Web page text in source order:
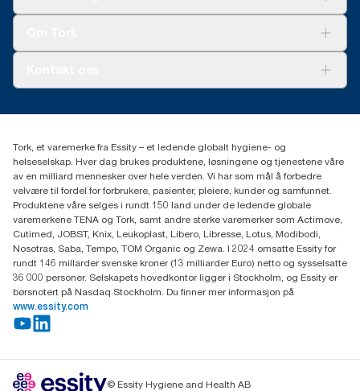
(+47) 22 70 62 00
Fredrik Selmers vei 6
0603 OSLO
Tork, et varemerke fra Essity – et ledende globalt hygiene- og
helseselskap. Hver dag brukes produktene, løsningene og tjenestene våre
av en milliard mennesker over hele verden. Vi har som mål å forbedre
velvære til fordel for forbrukere, pasienter, pleiere, kunder og samfunnet.
Produktene våre selges i rundt 150 land under de ledende globale
varemerkene TENA og Tork, samt andre sterke varemerker som Actimove,
Cutimed, JOBST, Knix, Leukoplast, Libero, Libresse, Lotus, Modibodi,
Nosotras, Saba, Tempo, TOM Organic og Zewa. I 2024 omsatte Essity for
rundt 146 millarder svenske kroner (13 milliarder Euro) netto og sysselsatte
36 000 personer. Selskapets hovedkontor ligger i Stockholm, og Essity er
børsnotert på Nasdaq Stockholm. Du finner mer informasjon på
www.essity.com
© Essity Hygiene and Health AB